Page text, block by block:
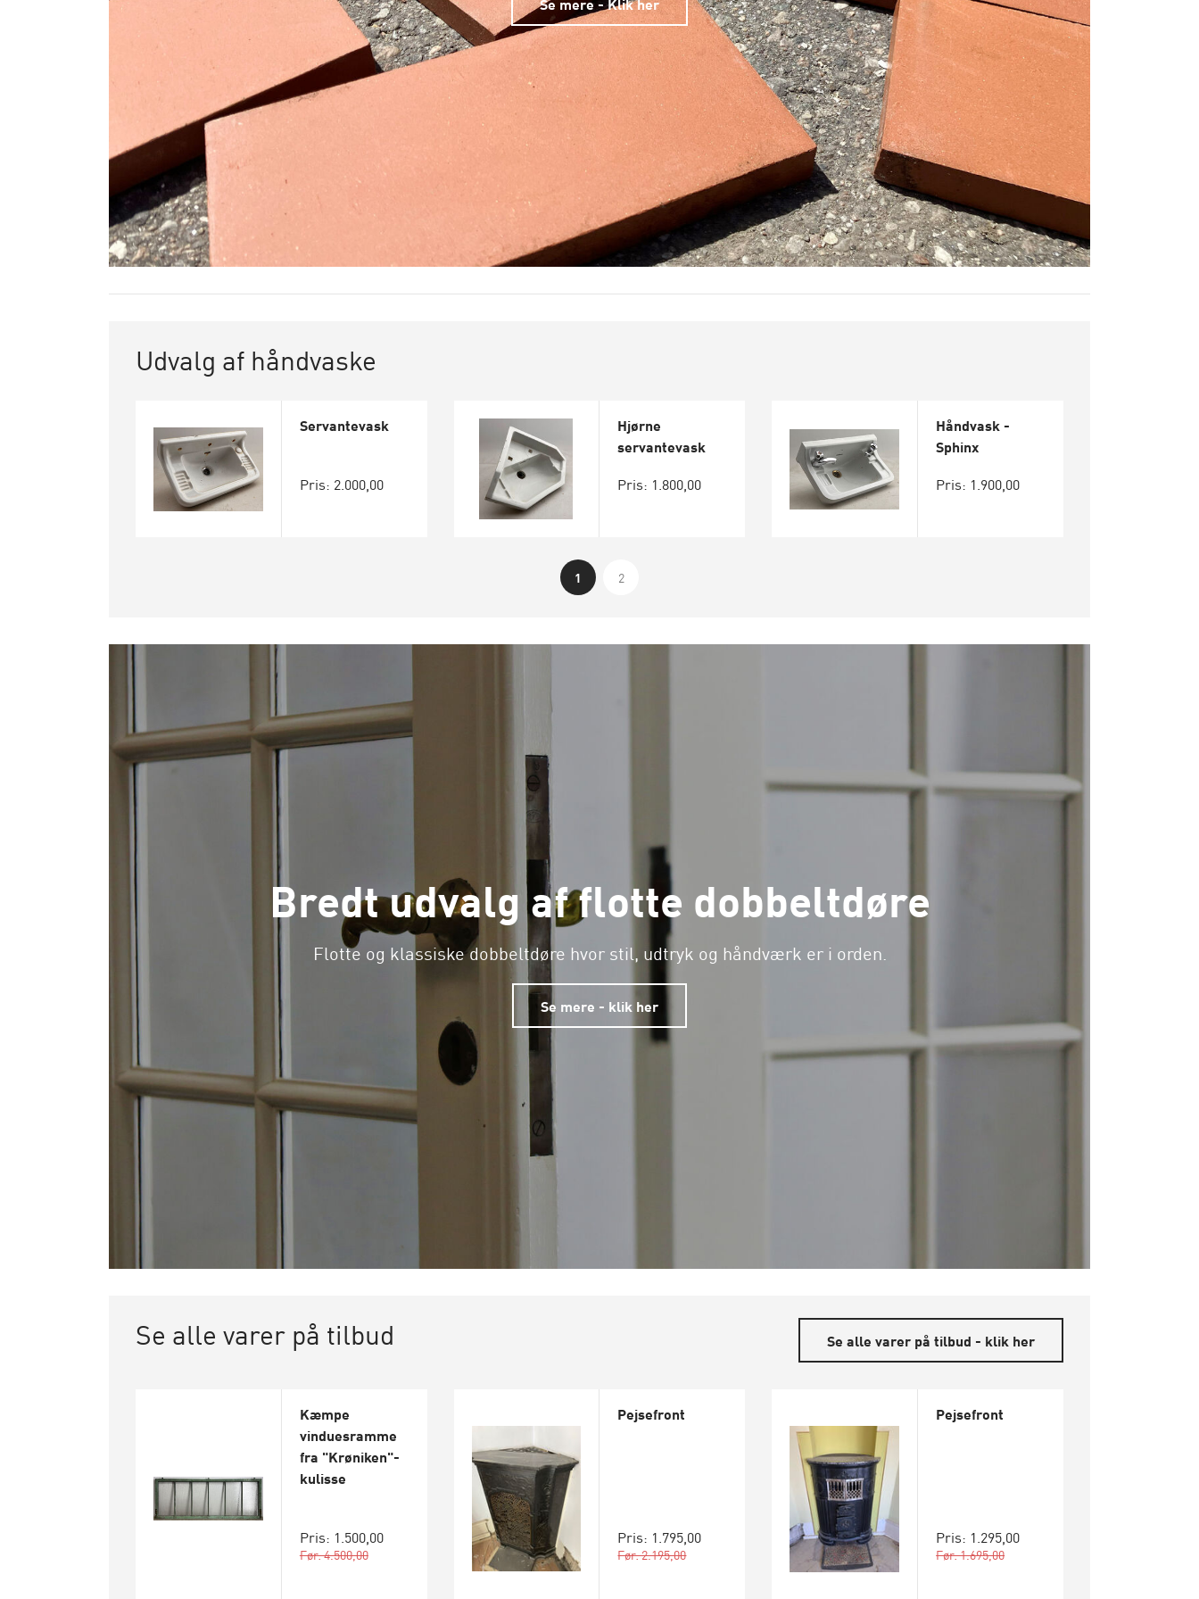
Udvalg af håndvaske
Servantevask
Pris: 2.000,00
Hjørne
servantevask
Pris: 1.800,00
Håndvask -
Sphinx
Pris: 1.900,00
1 2
Bredt udvalg af flotte dobbeltdøre
Flotte og klassiske dobbeltdøre hvor stil, udtryk og håndværk er i orden.
Se mere - klik her
Se alle varer på tilbud Se alle varer på tilbud - klik her
Kæmpe
vinduesramme
fra "Krøniken"-
kulisse
Pris: 1.500,00
Før: 4.500,00
Pejsefront
Pris: 1.795,00
Før: 2.195,00
Pejsefront
Pris: 1.295,00
Før: 1.695,00